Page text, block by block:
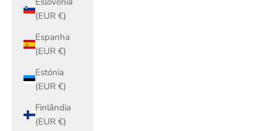
(EUR €)
Espanha
(EUR €)
Estónia
(EUR €)
Finlândia
(EUR €)